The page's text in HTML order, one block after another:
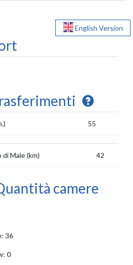
English Version
55
Male (km) 42
camere
36
0